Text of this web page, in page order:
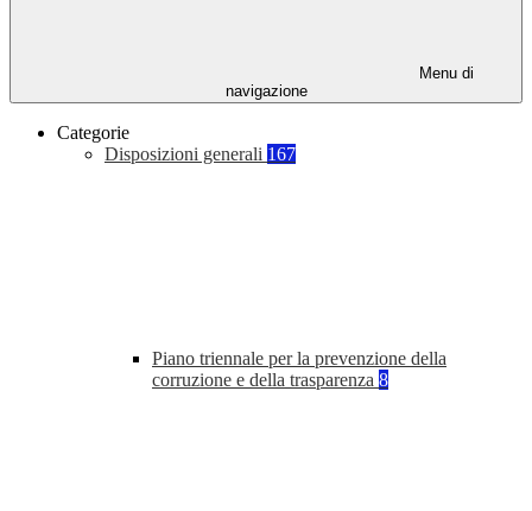
Menu di
navigazione
Categorie
Disposizioni generali 167
Piano triennale per la prevenzione della
corruzione e della trasparenza 8